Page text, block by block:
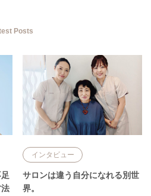
Posts
インタビュー
サロンは違う自分になれる別世
界。